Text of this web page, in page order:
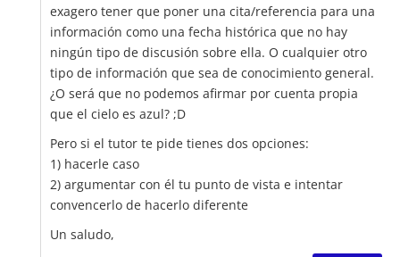
exagero tener que poner una cita/referencia para una
información como una fecha histórica que no hay
ningún tipo de discusión sobre ella. O cualquier otro
tipo de información que sea de conocimiento general.
¿O será que no podemos afirmar por cuenta propia
que el cielo es azul? ;D
Pero si el tutor te pide tienes dos opciones:
1) hacerle caso
2) argumentar con él tu punto de vista e intentar
convencerlo de hacerlo diferente
Un saludo,